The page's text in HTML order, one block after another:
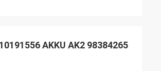
AKKU AK2 98384265